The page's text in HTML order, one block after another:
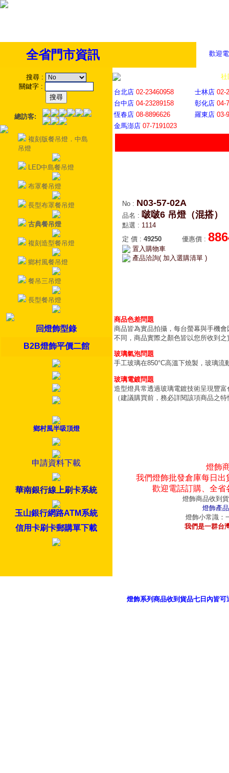
歡迎
全省門市資訊
搜尋 :
關鍵字 :
總訪客:
複刻版餐吊燈．中島
吊燈
LED中島餐吊燈
布罩餐吊燈
長型布罩餐吊燈
古典餐吊燈
複刻造型餐吊燈
鄉村風餐吊燈
餐吊三吊燈
長型餐吊燈
回燈飾型錄
B2B燈飾平價二館
鄉村風半吸頂燈
申請資料下載
華南銀行線上刷卡系統
玉山銀行網路ATM系統
信用卡刷卡郵購單下載
社
台北店 02-23460958 士林店 02-
台中店 04-23289158 彰化店 04-
恆春店 08-8896626 羅東店 03-
金馬澎店 07-7191023
No : N03-57-02A
品名 : 啵啵6 吊燈（混搭）
點選 : 1114
定 價 : 49250 優惠價 :
置入購物車
產品洽詢( 加入選購清單 )
商品色差問題
商品皆為實品拍攝，每台螢幕與手機
不同，商品實際之顏色皆以您所收到之
玻璃氣泡問題
手工玻璃在850°C高溫下燒製，玻璃
玻璃電鍍問題
造型燈具常透過玻璃電鍍技術呈現豐
（建議購買前，務必詳閱該項商品之
燈飾
我們燈飾批發倉庫每日
歡迎電話訂購、全
燈飾商品收到
燈飾產
燈飾小常識：
我們是一群台
燈飾系列商品收到貨品七日內皆